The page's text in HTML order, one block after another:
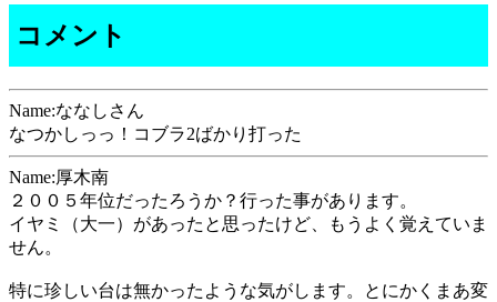
コメント
Name:ななしさん
なつかしっっ！コブラ2ばかり打った
Name:厚木南
２００５年位だったろうか？行った事があります。
イヤミ（大一）があったと思ったけど、もうよく覚えていま
せん。
特に珍しい台は無かったような気がします。とにかくまあ変